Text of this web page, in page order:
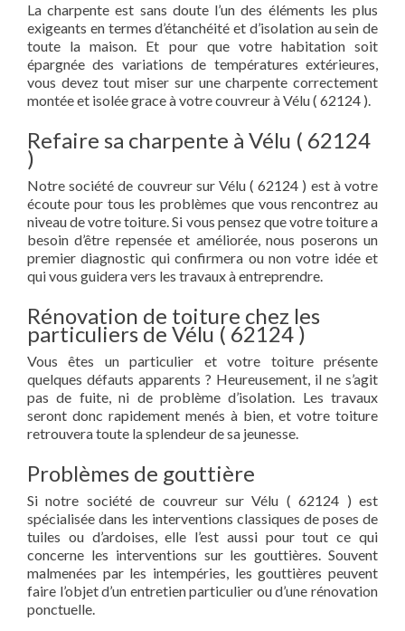
La charpente est sans doute l’un des éléments les plus
exigeants en termes d’étanchéité et d’isolation au sein de
toute la maison. Et pour que votre habitation soit
épargnée des variations de températures extérieures,
vous devez tout miser sur une charpente correctement
montée et isolée grace à votre couvreur à Vélu ( 62124 ).
Refaire sa charpente à Vélu ( 62124
)
Notre société de couvreur sur Vélu ( 62124 ) est à votre
écoute pour tous les problèmes que vous rencontrez au
niveau de votre toiture. Si vous pensez que votre toiture a
besoin d’être repensée et améliorée, nous poserons un
premier diagnostic qui confirmera ou non votre idée et
qui vous guidera vers les travaux à entreprendre.
Rénovation de toiture chez les
particuliers de Vélu ( 62124 )
Vous êtes un particulier et votre toiture présente
quelques défauts apparents ? Heureusement, il ne s’agit
pas de fuite, ni de problème d’isolation. Les travaux
seront donc rapidement menés à bien, et votre toiture
retrouvera toute la splendeur de sa jeunesse.
Problèmes de gouttière
Si notre société de couvreur sur Vélu ( 62124 ) est
spécialisée dans les interventions classiques de poses de
tuiles ou d’ardoises, elle l’est aussi pour tout ce qui
concerne les interventions sur les gouttières. Souvent
malmenées par les intempéries, les gouttières peuvent
faire l’objet d’un entretien particulier ou d’une rénovation
ponctuelle.